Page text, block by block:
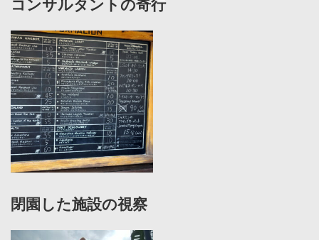
コンサルタントの奇行
閉園した施設の視察